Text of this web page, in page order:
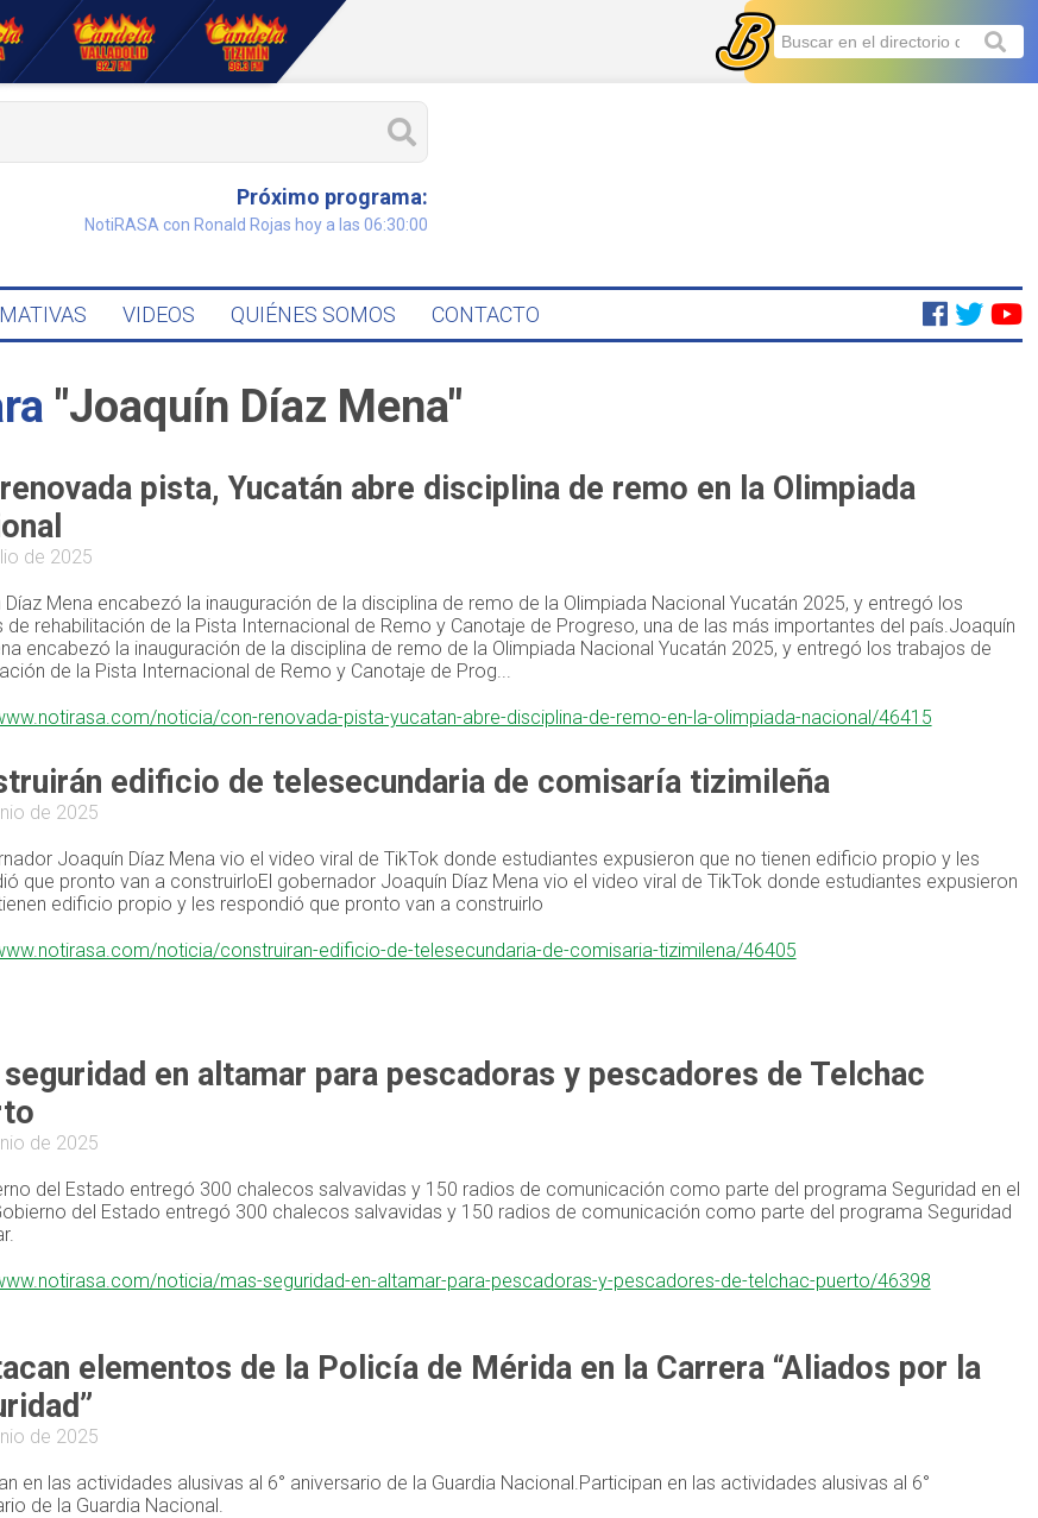
Próximo programa:
NotiRASA con Ronald Rojas hoy a las 06:30:00
VIDEOS QUIÉNES SOMOS CONTACTO
"Joaquín Díaz Mena"
pista, Yucatán abre disciplina de remo en la Olimpiada
de 2025
Díaz Mena encabezó la inauguración de la disciplina de remo de la Olimpiada Nacional Yucatán 2025, y entregó los
de rehabilitación de la Pista Internacional de Remo y Canotaje de Progreso, una de las más importantes del país.Joaquín
encabezó la inauguración de la disciplina de remo de la Olimpiada Nacional Yucatán 2025, y entregó los trabajos de
de la Pista Internacional de Remo y Canotaje de Prog...
noticia/con-renovada-pista-yucatan-abre-disciplina-de-remo-en-la-olimpiada-nacional/46415
edificio de telesecundaria de comisaría tizimileña
de 2025
Joaquín Díaz Mena vio el video viral de TikTok donde estudiantes expusieron que no tienen edificio propio y les
que pronto van a construirloEl gobernador Joaquín Díaz Mena vio el video viral de TikTok donde estudiantes expusieron
edificio propio y les respondió que pronto van a construirlo
noticia/construiran-edificio-de-telesecundaria-de-comisaria-tizimilena/46405
en altamar para pescadoras y pescadores de Telchac
de 2025
del Estado entregó 300 chalecos salvavidas y 150 radios de comunicación como parte del programa Seguridad en el
del Estado entregó 300 chalecos salvavidas y 150 radios de comunicación como parte del programa Seguridad
noticia/mas-seguridad-en-altamar-para-pescadoras-y-pescadores-de-telchac-puerto/46398
elementos de la Policía de Mérida en la Carrera “Aliados por la
de 2025
en las actividades alusivas al 6° aniversario de la Guardia Nacional.Participan en las actividades alusivas al 6°
de la Guardia Nacional.